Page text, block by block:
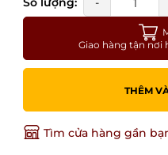
Giao hàng tận nơi
THÊM
Tìm cửa hàng gần